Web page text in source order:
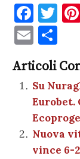
F
a
c
e
b
o
o
k
T
te
r
E
m
ai
l
n
di
vi
di
Articoli
Su
Eurobet.
Nuova
vince 6-